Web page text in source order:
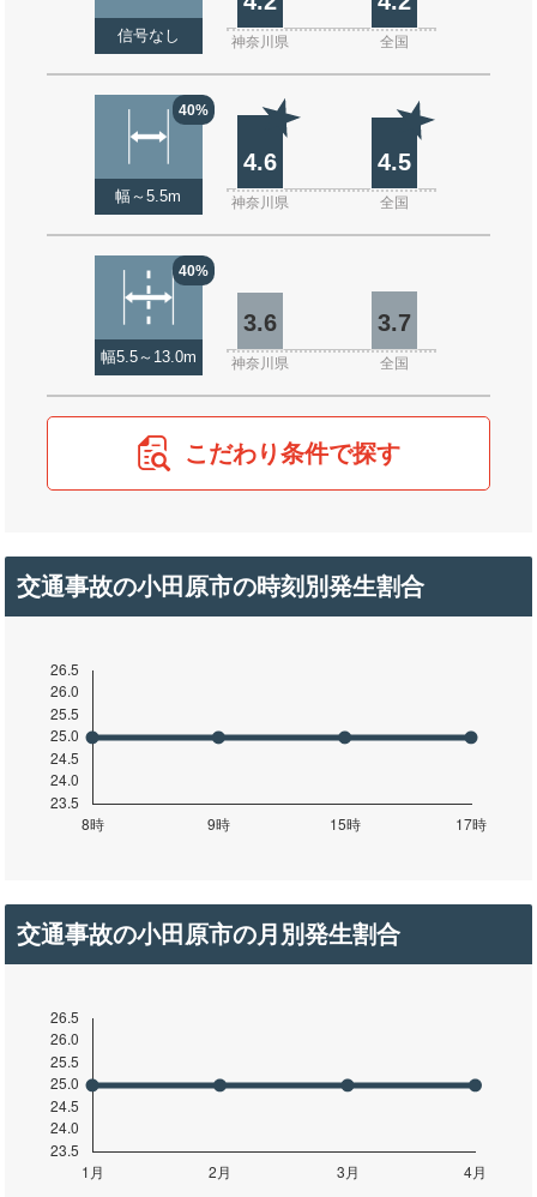
信号なし 神奈川県 全国
40%
幅～5.5m
4.6 4.5
神奈川県 全国
40%
幅5.5～13.0m
3.6 3.7
神奈川県 全国
こだわり条件で探す
交通事故の小田原市の時刻別発生割合
交通事故の小田原市の月別発生割合